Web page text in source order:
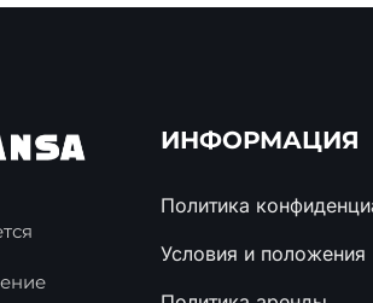
ИНФОРМАЦИЯ
Политика
Условия и положения